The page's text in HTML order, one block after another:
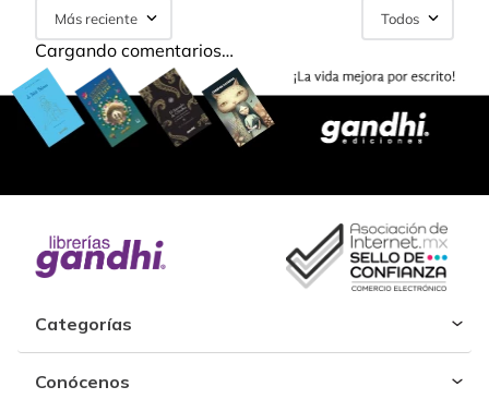
Más reciente Todos
Cargando comentarios…
Categorías
Conócenos